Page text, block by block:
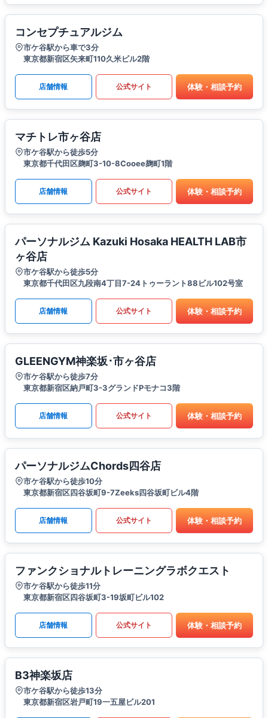
コンセプチュアルジム
市ケ谷駅から車で3分
東京都新宿区矢来町110久米ビル2階
店舗情報 公式サイト 体験・相談予約
マチトレ市ヶ谷店
市ケ谷駅から徒歩5分
東京都千代田区麹町3-10-8Cooee麹町1階
店舗情報 公式サイト 体験・相談予約
パーソナルジム Kazuki Hosaka HEALTH LAB市
ヶ谷店
市ケ谷駅から徒歩5分
東京都千代田区九段南4丁目7-24トゥーラント88ビル102号室
店舗情報 公式サイト 体験・相談予約
GLEENGYM神楽坂･市ヶ谷店
市ケ谷駅から徒歩7分
東京都新宿区納戸町3-3グランドPモナコ3階
店舗情報 公式サイト 体験・相談予約
パーソナルジムChords四谷店
市ケ谷駅から徒歩10分
東京都新宿区四谷坂町9-7Zeeks四谷坂町ビル4階
店舗情報 公式サイト 体験・相談予約
ファンクショナルトレーニングラボクエスト
市ケ谷駅から徒歩11分
東京都新宿区四谷坂町3-19坂町ビル102
店舗情報 公式サイト 体験・相談予約
B3神楽坂店
市ケ谷駅から徒歩13分
東京都新宿区岩戸町19一五屋ビル201